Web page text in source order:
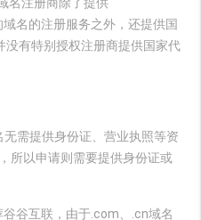
名的注册服务之外，还提供国
没有特别授权注册商提供国家代
需提供身份证、营业执照等资
所以申请则需要提供身份证或
谷互联，由于.com、.cn域名